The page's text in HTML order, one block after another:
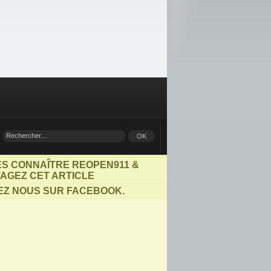
CONNAÎTRE REOPEN911 &
CET ARTICLE
NOUS SUR FACEBOOK.